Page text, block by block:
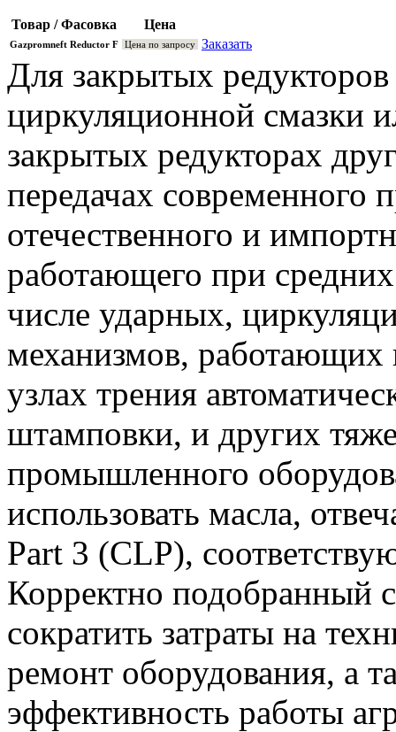
Товар / Фасовка Цена
Gazpromneft Reductor F Цена по запросу Заказать
Для закрытых
циркуляционной смазки
закрытых редукторах
передачах современного
отечественного и
работающего при
числе ударных,
механизмов,
узлах трения
штамповки, и других
промышленного
использовать масла,
Part 3 (CLP),
Корректно подобранный
сократить затраты на
ремонт оборудования, а
эффективность работы